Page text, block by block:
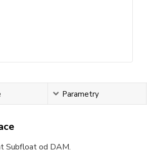
Parametry
Subfloat od DAM.